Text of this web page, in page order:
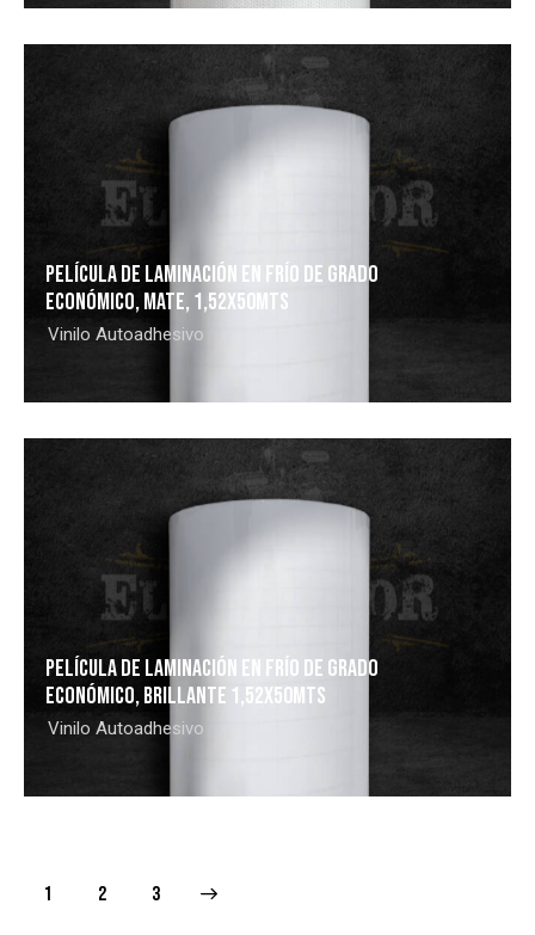
PELÍCULA DE LAMINACIÓN EN FRÍO DE GRADO
ECONÓMICO, MATE, 1,52X50MTS
Vinilo Autoadhesivo
PELÍCULA DE LAMINACIÓN EN FRÍO DE GRADO
ECONÓMICO, BRILLANTE 1,52X50MTS
Vinilo Autoadhesivo
1 2 3